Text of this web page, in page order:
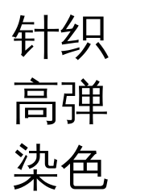
针织
高弹
染色